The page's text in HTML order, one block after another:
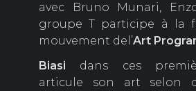
avec Bruno Munari,
groupe T participe à la
mouvement del’Art
Biasi dans ces
articule son art selon